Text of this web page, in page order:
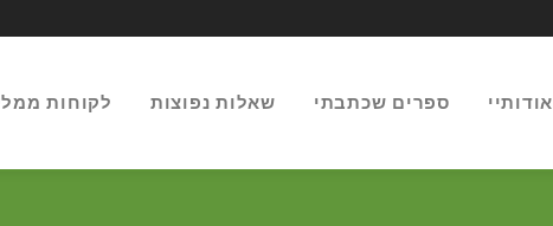
לקוחות שאלות נפוצות ספרים שכתבתי אודותיי